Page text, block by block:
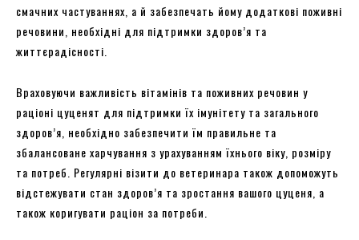
смачних частуваннях, а й забезпечать йому додаткові поживні
речовини, необхідні для підтримки здоров’я та
життєрадісності.
Враховуючи важливість вітамінів та поживних речовин у
раціоні цуценят для підтримки їх імунітету та загального
здоров’я, необхідно забезпечити їм правильне та
збалансоване харчування з урахуванням їхнього віку, розміру
та потреб. Регулярні візити до ветеринара також допоможуть
відстежувати стан здоров’я та зростання вашого цуценя, а
також коригувати раціон за потреби.